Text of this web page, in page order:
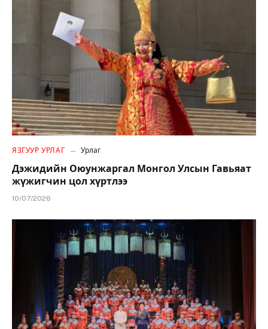
ЯЗГУУР УРЛАГ Урлаг
Дэжидийн Оюунжаргал Монгол Улсын Гавьяат
жүжигчин цол хүртлээ
10/07/2026